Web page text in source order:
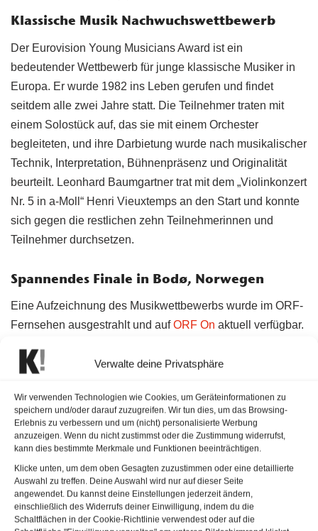
Verwalte deine Privatsphäre
Wir verwenden Technologien wie Cookies, um Geräteinformationen zu
speichern und/oder darauf zuzugreifen. Wir tun dies, um das Browsing-
Erlebnis zu verbessern und um (nicht) personalisierte Werbung
anzuzeigen. Wenn du nicht zustimmst oder die Zustimmung widerrufst,
kann dies bestimmte Merkmale und Funktionen beeinträchtigen.
Klicke unten, um dem oben Gesagten zuzustimmen oder eine detaillierte
Auswahl zu treffen. Deine Auswahl wird nur auf dieser Seite
angewendet. Du kannst deine Einstellungen jederzeit ändern,
einschließlich des Widerrufs deiner Einwilligung, indem du die
Schaltflächen in der Cookie-Richtlinie verwendest oder auf die
Klassische Musik Nachwuchswettbewerb
Der Eurovision Young Musicians Award ist ein
bedeutender Wettbewerb für junge klassische Musiker in
Europa. Er wurde 1982 ins Leben gerufen und findet
seitdem alle zwei Jahre statt. Die Teilnehmer traten mit
einem Solostück auf, das sie mit einem Orchester
begleiteten, und ihre Darbietung wurde nach musikalischer
Technik, Interpretation, Bühnenpräsenz und Originalität
beurteilt. Leonhard Baumgartner trat mit dem „Violinkonzert
Nr. 5 in a-Moll“ Henri Vieuxtemps an den Start und konnte
sich gegen die restlichen zehn Teilnehmerinnen und
Teilnehmer durchsetzen.
Spannendes Finale in Bodø, Norwegen
Eine Aufzeichnung des Musikwettbewerbs wurde im ORF-
Fernsehen ausgestrahlt und aufORF On aktuell verfügbar.
Teilnehmer mit verschiedenen Soloinstrumenten an. Die
Hayk Hekekyan (Armenien) – Oboe
Leonhard Baumgartner (Österreich) – Violine
Adam Znamirovský (Tschechien) – Klavier
Pierre-Emmanuel Hurpeau (Frankreich) – Klavier